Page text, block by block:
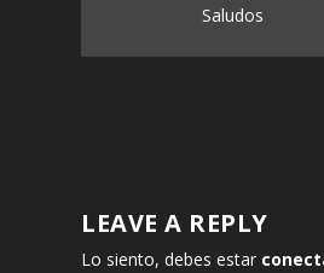
Saludos
LEAVE A REPLY
Lo siento, debes estar